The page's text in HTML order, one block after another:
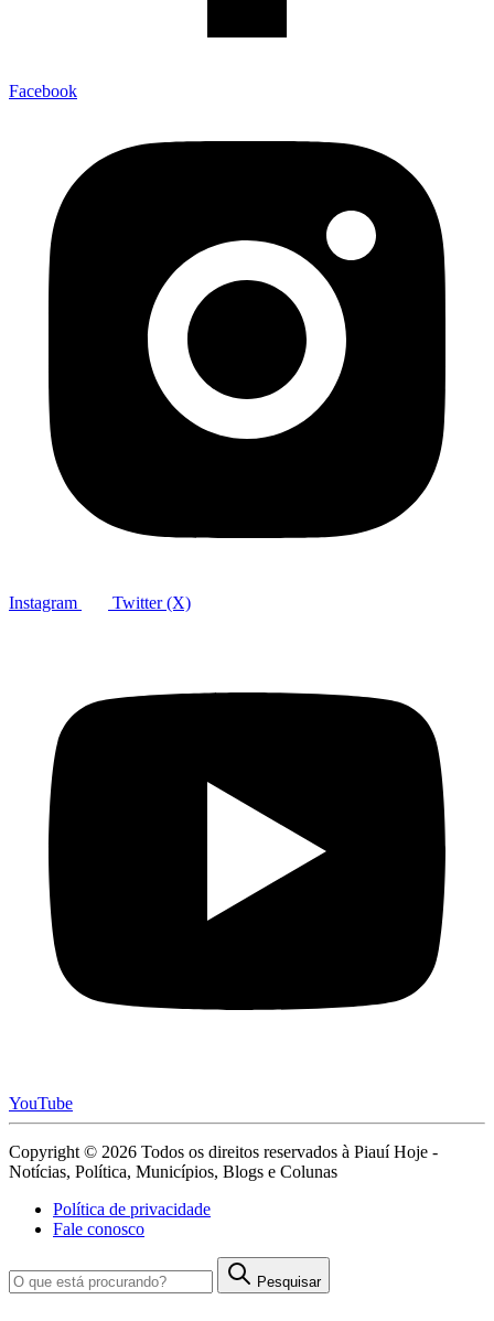
Facebook
Instagram Twitter (X)
YouTube
Copyright © 2026 Todos os direitos reservados à Piauí Hoje -
Notícias, Política, Municípios, Blogs e Colunas
Política de privacidade
Fale conosco
Pesquisar